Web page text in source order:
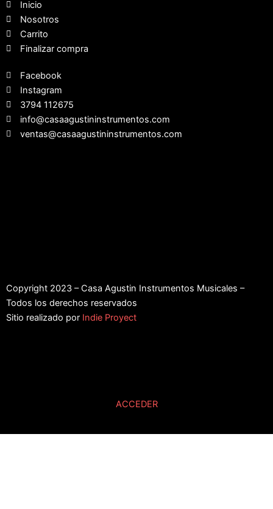
Inicio
Nosotros
Carrito
Finalizar compra
Facebook
Instagram
3794 112675
info@casaagustininstrumentos.com
ventas@casaagustininstrumentos.com
Copyright 2023 – Casa Agustin Instrumentos Musicales –
Todos los derechos reservados
Sitio realizado por Indie Proyect
ACCEDER